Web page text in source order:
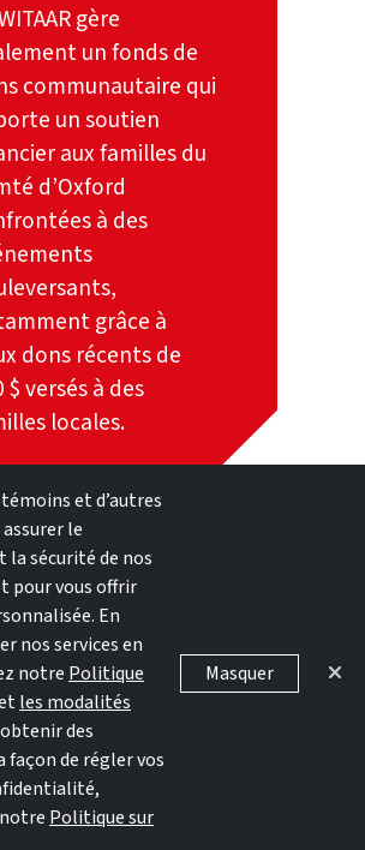
gère
un fonds de
communautaire qui
un soutien
aux familles du
d’Oxford
à des
grâce à
dons récents de
$ versés à des
locales.
au
Board soutient le
nouveau départ d’une
famille grâce au projet
d’Habitat for Humanity
et d’autres
le
sécurité de nos
pour vous offrir
En
nos services en
notre Politique
les modalités
des
de régler vos
Politique sur
Masquer